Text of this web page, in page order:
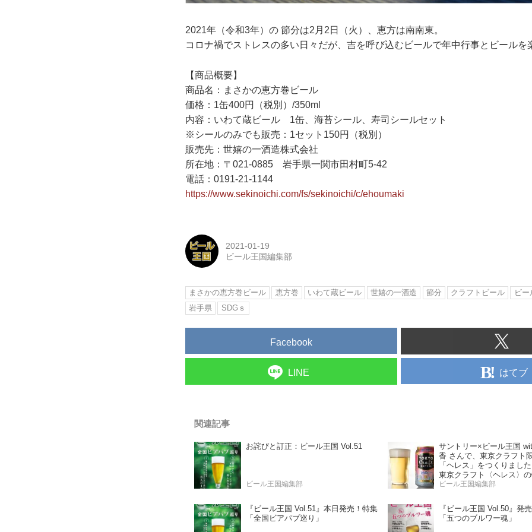
2021年（令和3年）の 節分は2月2日（火）、恵方は南南東。
コロナ禍でストレスの多い日々だが、吉を呼び込むビールで年中行事とビールを
【商品概要】
商品名：まさかの恵方巻ビール
価格：1缶400円（税別）/350ml
内容：いわて蔵ビール 1缶、海苔シール、寿司シールセット
※シールのみでも販売：1セット150円（税別）
販売先：世嬉の一酒造株式会社
所在地：〒021-0885 岩手県一関市田村町5-42
電話：0191-21-1144
https://www.sekinoichi.com/fs/sekinoichi/c/ehoumaki
2021-01-19
ビール王国編集部
まさかの恵方巻ビール 恵方巻 いわて蔵ビール 世嬉の一酒造 節分 クラフトビール ビー
岩手県
SDGｓ
Facebook
LINE はてブ
関連記事
お詫びと訂正：ビール王国 Vol.51
ビール王国編集部
サントリー×ビール王国
香 さんで、東京クラフト
「ヘレス」をつくりまし
東京クラフト〈ヘレス〉の
勧めペアリング》
ビール王国編集部
『ビール王国 Vol.51』本日発売！特集
「全国ビアパブ巡り」
『ビール王国 Vol.50』発
「五つのブルワー魂」